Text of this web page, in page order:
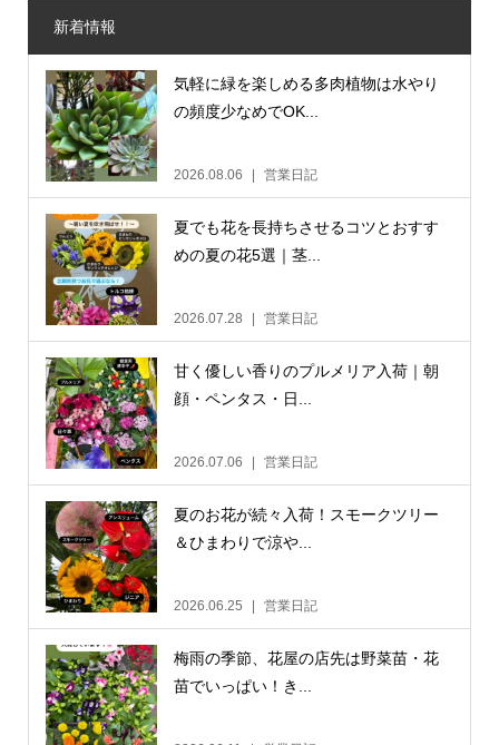
新着情報
気軽に緑を楽しめる多肉植物は水やり
の頻度少なめでOK...
2026.08.06 営業日記
夏でも花を長持ちさせるコツとおすす
めの夏の花5選｜茎...
2026.07.28 営業日記
甘く優しい香りのプルメリア入荷｜朝
顔・ペンタス・日...
2026.07.06 営業日記
夏のお花が続々入荷！スモークツリー
＆ひまわりで涼や...
2026.06.25 営業日記
梅雨の季節、花屋の店先は野菜苗・花
苗でいっぱい！き...